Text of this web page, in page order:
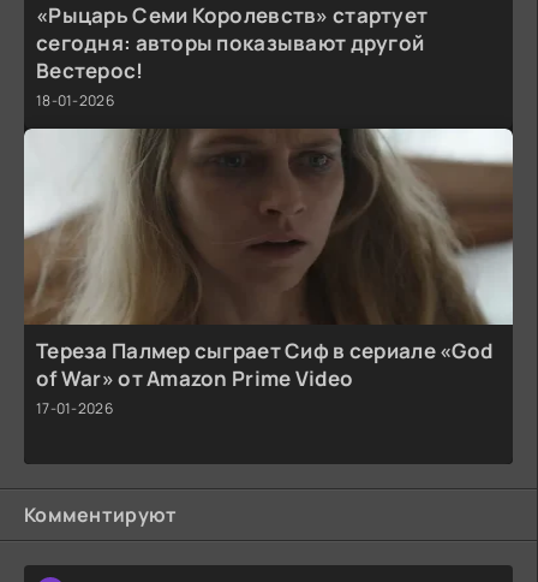
«Рыцарь Семи Королевств» стартует
сегодня: авторы показывают другой
Вестерос!
18-01-2026
Тереза Палмер сыграет Сиф в сериале «God
of War» от Amazon Prime Video
17-01-2026
Комментируют